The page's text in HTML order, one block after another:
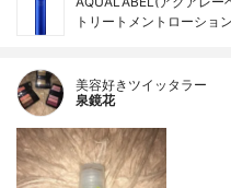
トリートメントローショ
美容好きツイッタラー
泉鏡花